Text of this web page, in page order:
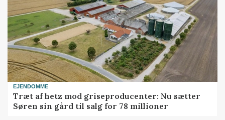
EJENDOMME
Træt af hetz mod griseproducenter: Nu sætter
Søren sin gård til salg for 78 millioner